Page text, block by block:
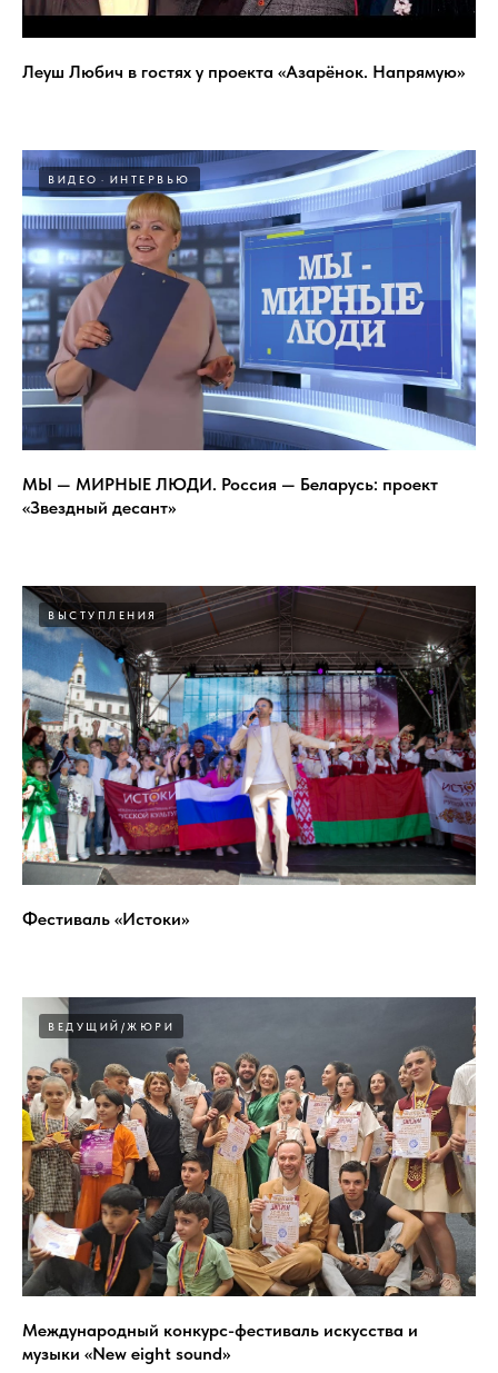
Леуш Любич в гостях у проекта «Азарёнок. Напрямую»
ВИДЕО ИНТЕРВЬЮ
МЫ — МИРНЫЕ ЛЮДИ. Россия — Беларусь: проект
«Звездный десант»
ВЫСТУПЛЕНИЯ
Фестиваль «Истоки»
ВЕДУЩИЙ/ЖЮРИ
Международный конкурс-фестиваль искусства и
музыки «New eight sound»